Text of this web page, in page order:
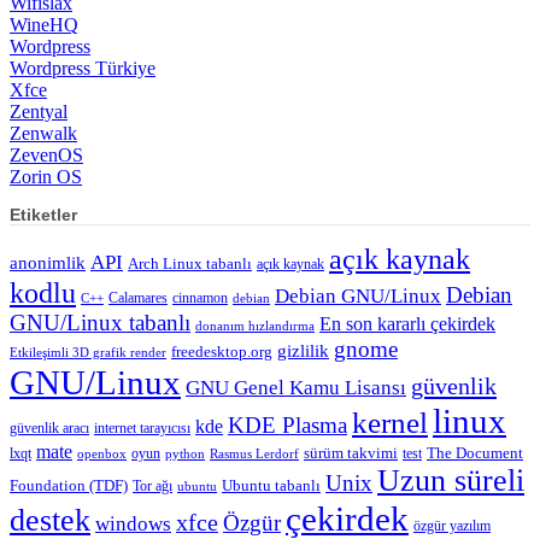
WineHQ
Wordpress
Wordpress Türkiye
Xfce
Zentyal
Zenwalk
ZevenOS
Zorin OS
Etiketler
anonimlik API Arch Linux tabanlı açık kaynak açık kaynak
kodlu C++ Calamares cinnamon debian Debian GNU/Linux Debian
GNU/Linux tabanlı donanım hızlandırma En son kararlı çekirdek
Etkileşimli 3D grafik render freedesktop.org gizlilik gnome
GNU/Linux GNU Genel Kamu Lisansı güvenlik
güvenlik aracı internet tarayıcısı kde KDE Plasmakernel linux
lxqt mate openbox oyun python Rasmus Lerdorf sürüm takvimi test The Document
Foundation (TDF) Tor ağı ubuntu Ubuntu tabanlı Unix Uzun süreli
destek windows xfceÖzgür çekirdek özgür yazılım